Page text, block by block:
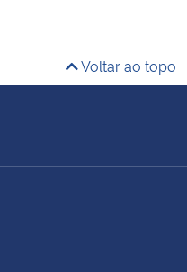
Voltar ao topo